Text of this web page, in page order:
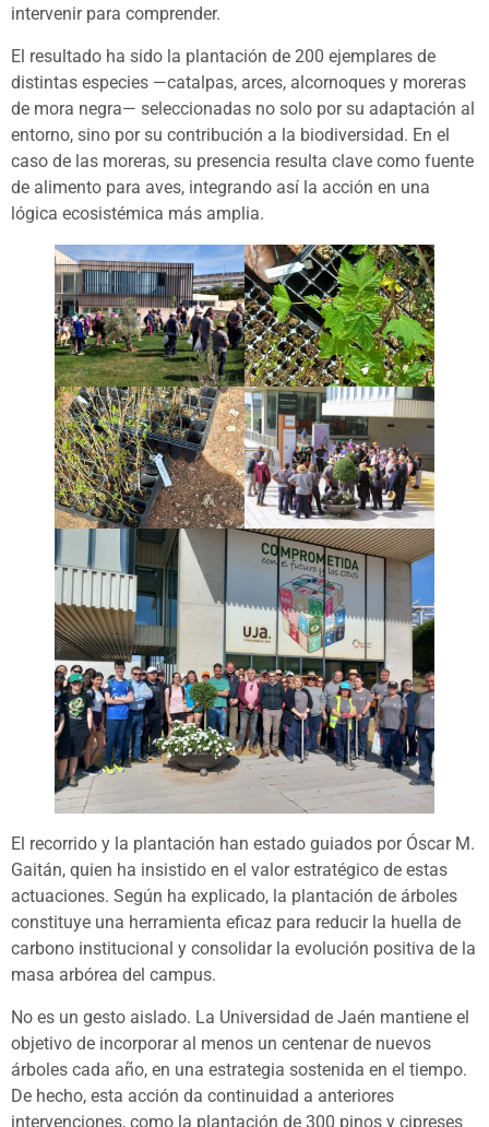
intervenir para comprender.
El resultado ha sido la plantación de 200 ejemplares de
distintas especies —catalpas, arces, alcornoques y moreras
de mora negra— seleccionadas no solo por su adaptación al
entorno, sino por su contribución a la biodiversidad. En el
caso de las moreras, su presencia resulta clave como fuente
de alimento para aves, integrando así la acción en una
lógica ecosistémica más amplia.
El recorrido y la plantación han estado guiados por Óscar M.
Gaitán, quien ha insistido en el valor estratégico de estas
actuaciones. Según ha explicado, la plantación de árboles
constituye una herramienta eficaz para reducir la huella de
carbono institucional y consolidar la evolución positiva de la
masa arbórea del campus.
No es un gesto aislado. La Universidad de Jaén mantiene el
objetivo de incorporar al menos un centenar de nuevos
árboles cada año, en una estrategia sostenida en el tiempo.
De hecho, esta acción da continuidad a anteriores
intervenciones, como la plantación de 300 pinos y cipreses